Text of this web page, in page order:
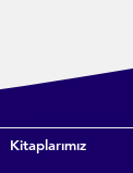
Kitaplarımız